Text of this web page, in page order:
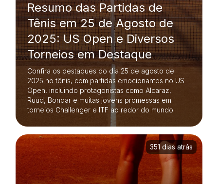
Resumo das Partidas de
Tênis em 25 de Agosto de
2025: US Open e Diversos
Torneios em Destaque
Confira os destaques do dia 25 de agosto de
2025 no tênis, com partidas emocionantes no US
Open, incluindo protagonistas como Alcaraz,
Ruud, Bondar e muitas jovens promessas em
torneios Challenger e ITF ao redor do mundo.
351 dias atrás